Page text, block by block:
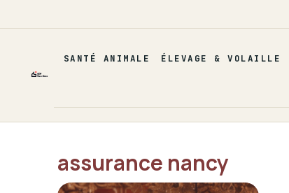
au
SANTÉ ANIMALE ÉLEVAGE & VOLAILLE
assurance nancy